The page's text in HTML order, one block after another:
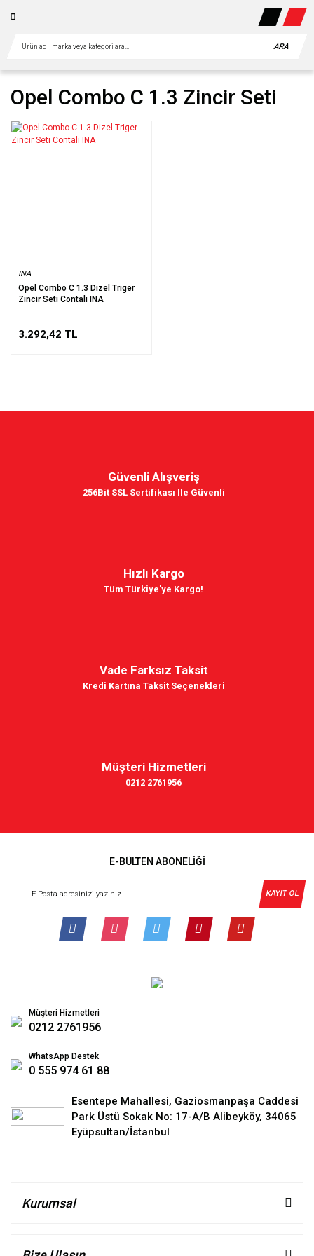
ARA
Opel Combo C 1.3 Zincir Seti
INA
Opel Combo C 1.3 Dizel Triger
Zincir Seti Contalı INA
3.292,42 TL
Güvenli Alışveriş
256Bit SSL Sertifikası Ile Güvenli
Hızlı Kargo
Tüm Türkiye'ye Kargo!
Vade Farksız Taksit
Kredi Kartına Taksit Seçenekleri
Müşteri Hizmetleri
0212 2761956
E-BÜLTEN ABONELİĞİ
KAYIT OL
Müşteri Hizmetleri
0212 2761956
WhatsApp Destek
0 555 974 61 88
Esentepe Mahallesi, Gaziosmanpaşa Caddesi
Park Üstü Sokak No: 17-A/B Alibeyköy, 34065
Eyüpsultan/İstanbul
Kurumsal